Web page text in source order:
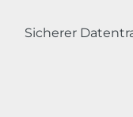
Sicherer